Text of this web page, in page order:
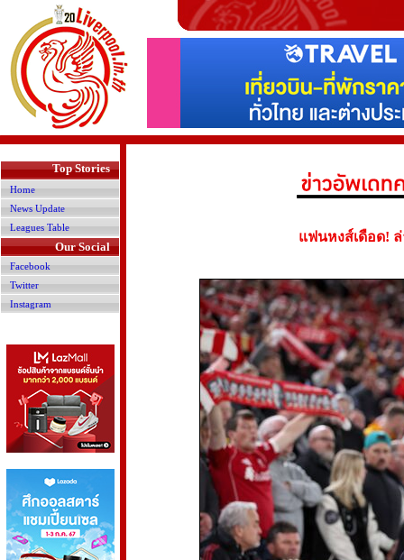
Top Stories
Home
News Update
Leagues Table
Our Social
Facebook
Twitter
Instagram
แฟนหงส์เดือด!